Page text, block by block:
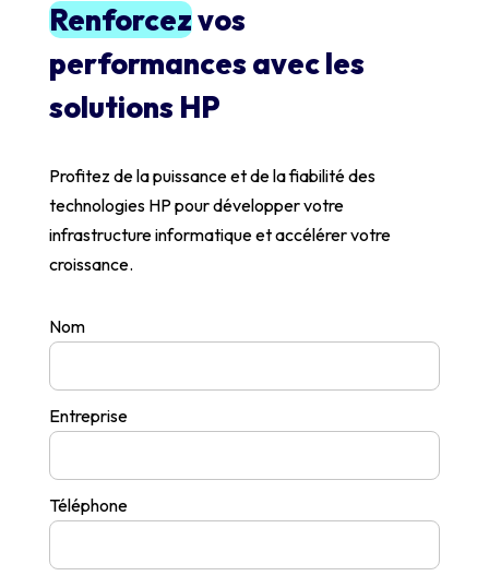
Renforcezvos
performances avec les
solutions HP
Profitez de la puissance et de la fiabilité des
technologies HP pour développer votre
infrastructure informatique et accélérer votre
croissance.
Nom
Entreprise
Téléphone